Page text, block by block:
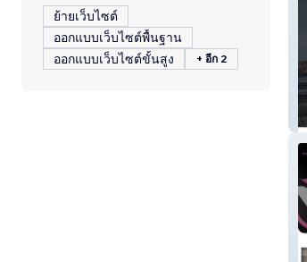
ย้ายเว็บไซต์
ออกแบบเว็บไซต์พื้นฐาน
ออกแบบเว็บไซต์ขั้นสูง
+ อีก 2